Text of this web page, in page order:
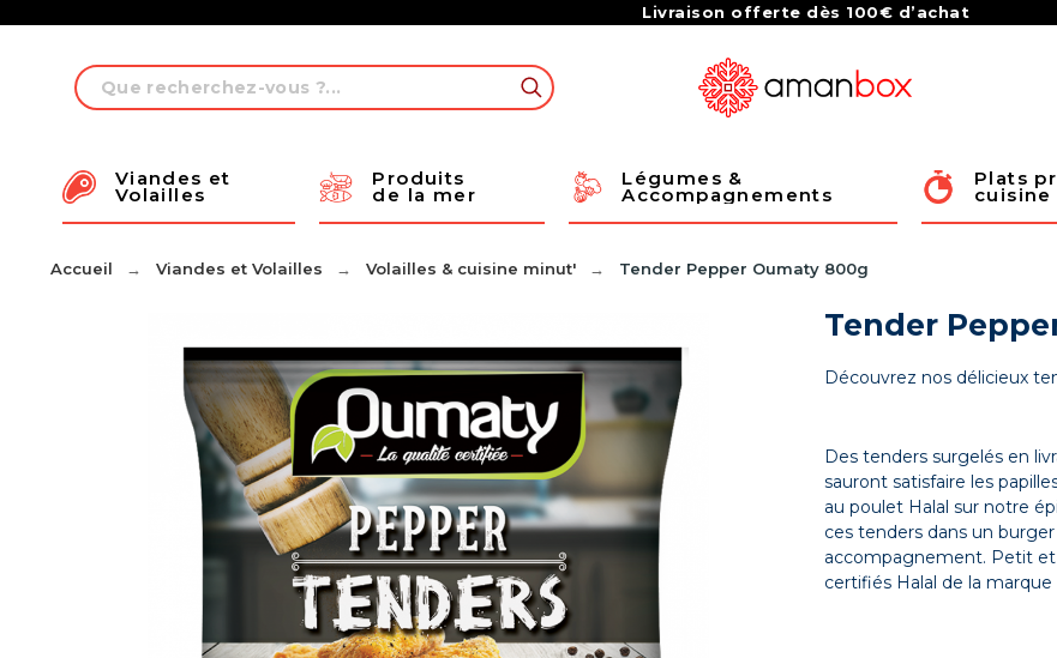
Livraison offerte dès 100€ d’achat
Viandes et
Volailles
Produits
de la mer
Légumes &
Accompagnements
Plats
Accueil Viandes et Volailles Volailles & cuisine minut' Tender Pepper Oumaty 800g
Tender
Découvrez nos délicieux
Des tenders surgelés en
sauront satisfaire les
au poulet Halal sur notre
ces tenders dans un
accompagnement. Petit
certifiés Halal de la